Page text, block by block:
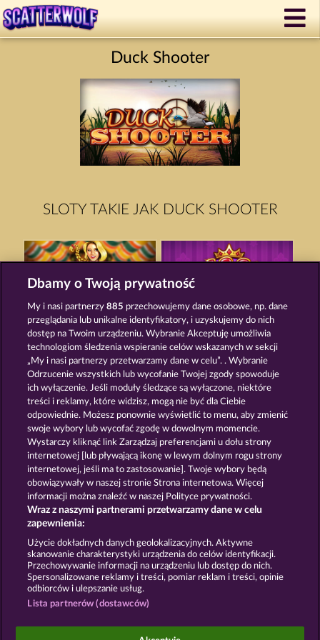
Duck Shooter
SLOTY TAKIE JAK DUCK SHOOTER
BEER PARTY PIGGY KINGS
OLD FISHERMAN EGYPTIAN MOON
Zasady i warunki Polityka prywatności
Nota prawna Firma FAQ Facebook
Prześlij wniosek o wypłatę
Gry społecznościowe mają przeznaczenie czysto
Dbamy o Twoją prywatność
My i nasi partnerzy885 przechowujemy dane osobowe, np. dane
przeglądania lub unikalne identyfikatory, i uzyskujemy do nich
dostęp na Twoim urządzeniu. Wybranie Akceptuję umożliwia
technologiom śledzenia wspieranie celów wskazanych w sekcji
„My i nasi partnerzy przetwarzamy dane w celu”. . Wybranie
Odrzucenie wszystkich lub wycofanie Twojej zgody spowoduje
ich wyłączenie. Jeśli moduły śledzące są wyłączone, niektóre
treści i reklamy, które widzisz, mogą nie być dla Ciebie
odpowiednie. Możesz ponownie wyświetlić to menu, aby zmienić
swoje wybory lub wycofać zgodę w dowolnym momencie.
Wystarczy kliknąć link Zarządzaj preferencjami u dołu strony
internetowej [lub pływającą ikonę w lewym dolnym rogu strony
internetowej, jeśli ma to zastosowanie]. Twoje wybory będą
obowiązywały w naszej stronie Strona internetowa. Więcej
informacji można znaleźć w naszej Polityce prywatności.
Wraz z naszymi partnerami przetwarzamy dane w celu
zapewnienia:
Użycie dokładnych danych geolokalizacyjnych. Aktywne
skanowanie charakterystyki urządzenia do celów identyfikacji.
Przechowywanie informacji na urządzeniu lub dostęp do nich.
Spersonalizowane reklamy i treści, pomiar reklam i treści, opinie
odbiorców i ulepszanie usług.
Lista partnerów (dostawców)